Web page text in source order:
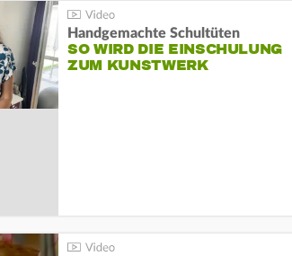
Handgemachte Schultüten
SO WIRD DIE EINSCHULUNG
ZUM KUNSTWERK